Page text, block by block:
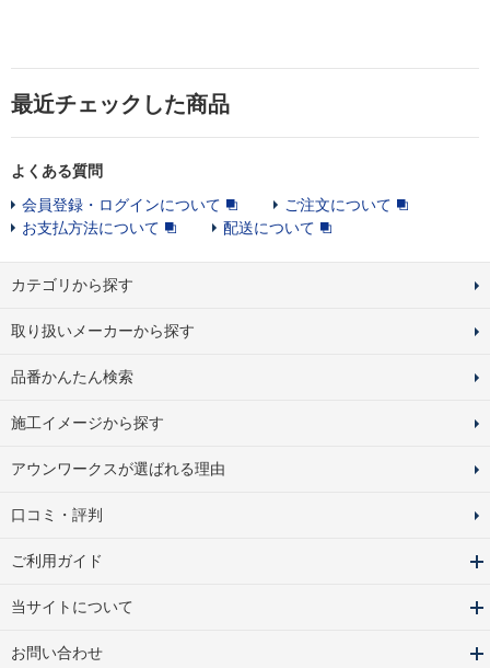
最近チェックした商品
よくある質問
会員登録・ログインについて
ご注文について
お支払方法について
配送について
カテゴリから探す
取り扱いメーカーから探す
品番かんたん検索
施工イメージから探す
アウンワークスが選ばれる理由
口コミ・評判
ご利用ガイド
当サイトについて
お問い合わせ